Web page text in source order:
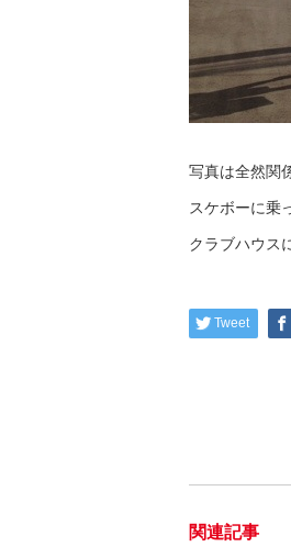
写真は全然関
スケボーに乗
クラブハウス
Tweet
関連記事